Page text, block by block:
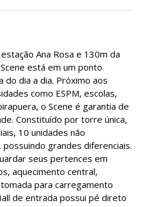
Ana Rosa e 130m da
está em um ponto
dia a dia. Próximo aos
como ESPM, escolas,
o Scene é garantia de
Constituído por torre única,
10 unidades não
grandes diferenciais.
seus pertences em
aquecimento central,
para carregamento
de entrada possui pé direto